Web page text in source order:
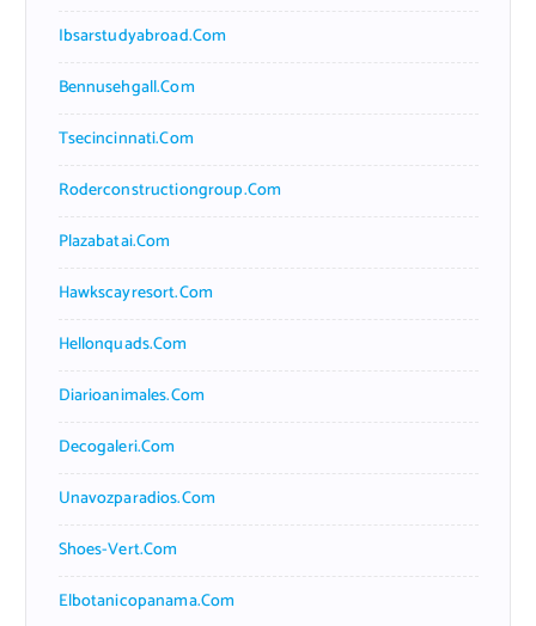
Ibsarstudyabroad.com
Bennusehgall.com
Tsecincinnati.com
Roderconstructiongroup.com
Plazabatai.com
Hawkscayresort.com
Hellonquads.com
Diarioanimales.com
Decogaleri.com
Unavozparadios.com
Shoes-Vert.com
Elbotanicopanama.com